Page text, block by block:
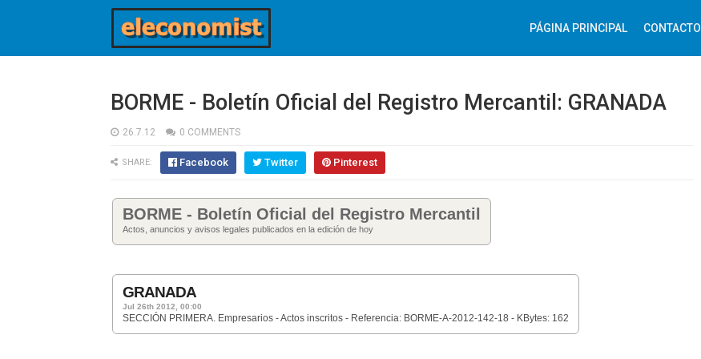
PÁGINA PRINCIPAL CONTACTO
BORME - Boletín Oficial del Registro Mercantil: GRANADA
26.7.12 0 COMMENTS
SHARE: Facebook Twitter Pinterest
BORME - Boletín Oficial del Registro Mercantil
Actos, anuncios y avisos legales publicados en la edición de hoy
GRANADA
Jul 26th 2012, 00:00
SECCIÓN PRIMERA. Empresarios - Actos inscritos - Referencia: BORME-A-2012-142-18 - KBytes: 162